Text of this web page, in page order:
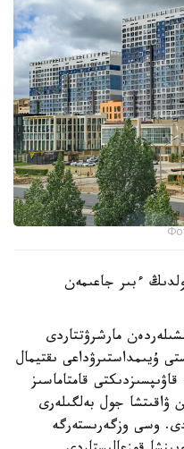
ءبىر جاعىمەن
مارشرۋتتاردى
ۇيىمداستىرۋداعى ىقتيمال
قامتاماسىز
ۋاقىتشا جول بەلگىلەرى
وسى وزگەرىستەرگە